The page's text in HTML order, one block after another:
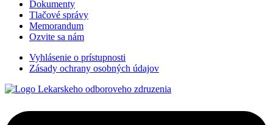
Dokumenty
Tlačové správy
Memorandum
Ozvite sa nám
Vyhlásenie o prístupnosti
Zásady ochrany osobných údajov